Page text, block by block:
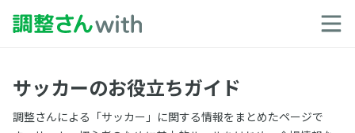
サッカーのお役立ちガイド
調整さんによる「サッカー」に関する情報をまとめたページで